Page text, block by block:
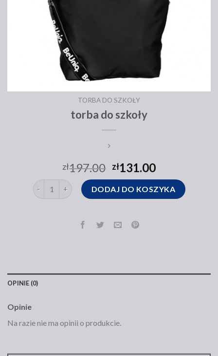
TORBA DO SZKOŁY
torba do szkoły
zł197.00 zł131.00
ilość torba do szkołyDODAJ DO KOSZYKA
OPINIE (0)
Opinie
Na razie nie ma opinii o produkcie.